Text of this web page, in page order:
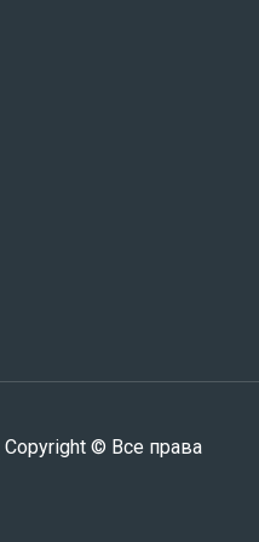
Copyright © Все права